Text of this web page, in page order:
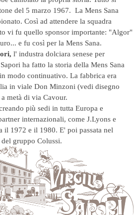
del 5 marzo 1967. La Mens Sana
Così ad attendere la squadra
vi fu quello sponsor importante: "Algor"
e fu così per la Mens Sana.
l' industra dolciara senese per
ha fatto la storia della Mens Sana
modo continuativo. La fabbrica era
in viale Don Minzoni (vedi disegno
metà di via Cavour.
più sedi in tutta Europa e
internazionali, come J.Lyons e
il 1972 e il 1980. E' poi passata nel
gruppo Colussi.